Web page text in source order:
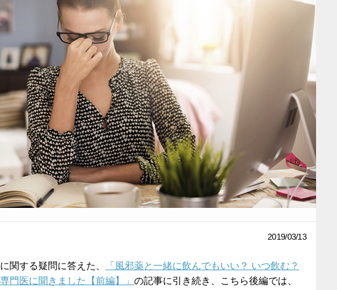
2019/03/13
関する疑問に答えた、
「風邪薬と一緒に飲んでもいい？ いつ飲む？
門医に聞きました【前編】」 の記事に引き続き、こちら後編では、